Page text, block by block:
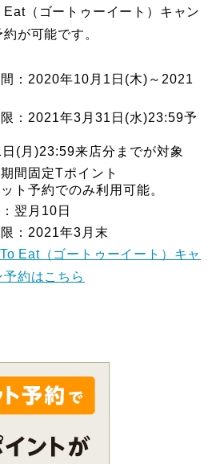
（ゴートゥーイート）キャン
が可能です。
：2020年10月1日(木)～2021
：2021年3月31日(水)23:59予
(月)23:59来店分までが対象
間固定Tポイント
ト予約でのみ利用可能。
翌月10日
：2021年3月末
Eat（ゴートゥーイート）キャ
約はこちら